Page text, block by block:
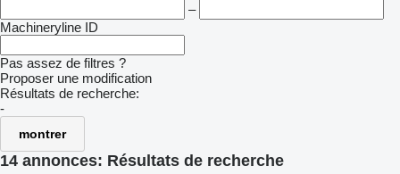
–
Machineryline ID
Pas assez de filtres ?
Proposer une modification
Résultats de recherche:
-
montrer
14 annonces: Résultats de recherche